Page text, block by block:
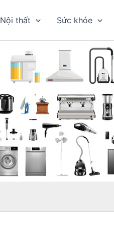
Nội thất Sức khỏe